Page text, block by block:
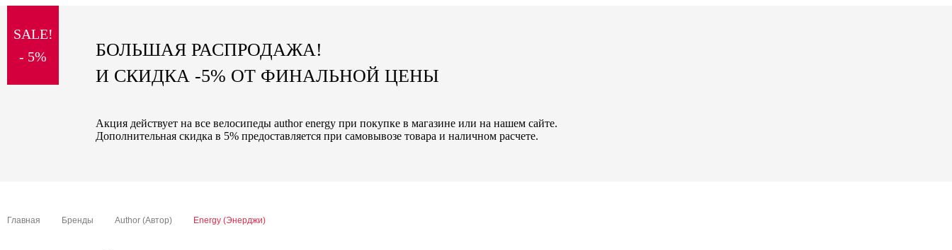
sale
special price
SALE!
- 5%
БОЛЬШАЯ РАСПРОДАЖА!
И СКИДКА -5% ОТ ФИНАЛЬНОЙ ЦЕНЫ
Акция действует на все велосипеды author energy при покупке в магазине или на нашем сайте.
Дополнительная скидка в 5% предоставляется при самовывозе товара и наличном расчете.
Главная Бренды Author (Автор) Energy (Энерджи)